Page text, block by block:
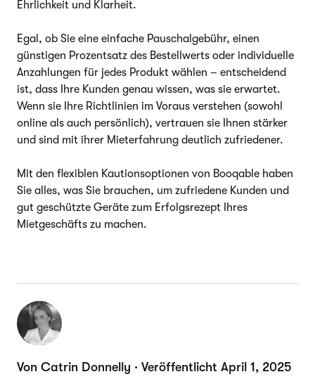
Ehrlichkeit und Klarheit.
Egal, ob Sie eine einfache Pauschalgebühr, einen
günstigen Prozentsatz des Bestellwerts oder individuelle
Anzahlungen für jedes Produkt wählen – entscheidend
ist, dass Ihre Kunden genau wissen, was sie erwartet.
Wenn sie Ihre Richtlinien im Voraus verstehen (sowohl
online als auch persönlich), vertrauen sie Ihnen stärker
und sind mit ihrer Mieterfahrung deutlich zufriedener.
Mit den flexiblen Kautionsoptionen von Booqable haben
Sie alles, was Sie brauchen, um zufriedene Kunden und
gut geschützte Geräte zum Erfolgsrezept Ihres
Mietgeschäfts zu machen.
Von Catrin Donnelly · Veröffentlicht April 1, 2025